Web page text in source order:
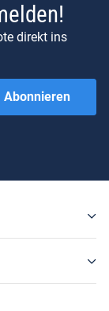
direkt ins
Abonnieren